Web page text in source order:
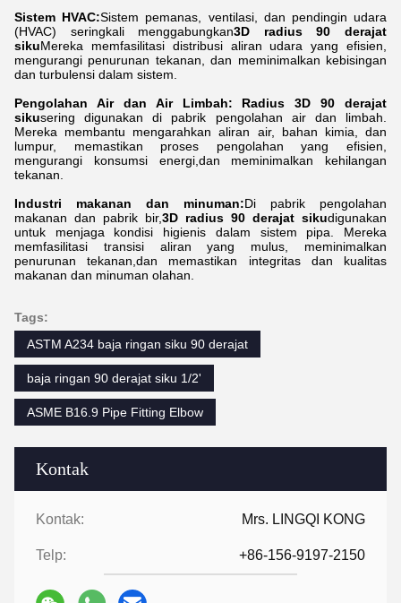
Kontak
Kontak: Mrs. LINGQI KONG
Telp: +86-156-9197-2150
Sistem HVAC:Sistem pemanas, ventilasi, dan pendingin udara
(HVAC) seringkali menggabungkan3D radius 90 derajat
sikuMereka memfasilitasi distribusi aliran udara yang efisien,
mengurangi penurunan tekanan, dan meminimalkan kebisingan
dan turbulensi dalam sistem.
Pengolahan Air dan Air Limbah: Radius 3D 90 derajat
sikusering digunakan di pabrik pengolahan air dan limbah.
Mereka membantu mengarahkan aliran air, bahan kimia, dan
lumpur, memastikan proses pengolahan yang efisien,
mengurangi konsumsi energi,dan meminimalkan kehilangan
tekanan.
Industri makanan dan minuman:Di pabrik pengolahan
makanan dan pabrik bir,3D radius 90 derajat sikudigunakan
untuk menjaga kondisi higienis dalam sistem pipa. Mereka
memfasilitasi transisi aliran yang mulus, meminimalkan
penurunan tekanan,dan memastikan integritas dan kualitas
makanan dan minuman olahan.
Tags:
ASTM A234 baja ringan siku 90 derajat
baja ringan 90 derajat siku 1/2'
ASME B16.9 Pipe Fitting Elbow